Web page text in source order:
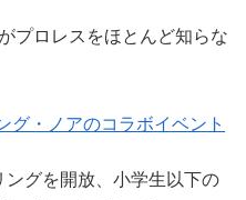
プロレスをほとんど知らな
グ・ノアのコラボイベント
グを開放、小学生以下の